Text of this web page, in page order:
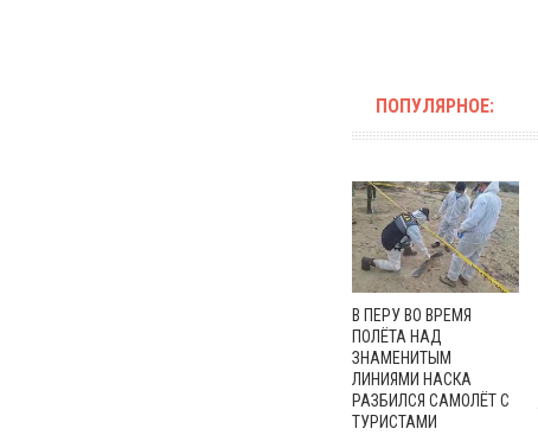
ПОПУЛЯРНОЕ:
В ПЕРУ ВО ВРЕМЯ
ПОЛЁТА НАД
ЗНАМЕНИТЫМ
ЛИНИЯМИ НАСКА
РАЗБИЛСЯ САМОЛЁТ С
ТУРИСТАМИ